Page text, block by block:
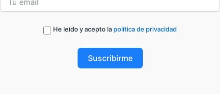
He leído y acepto la política de privacidad
Suscribirme